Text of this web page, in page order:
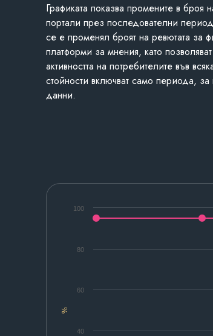
Графиката показва промените в броя
портали през последователни
се е променял броят на ревютата за
платформи за мнения, като
активността на потребителите във
стойности включват само периода,
данни.
%
40
60
80
100